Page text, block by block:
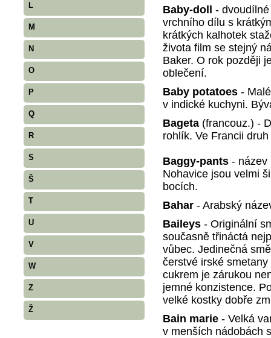
L
M
N
O
P
Q
R
S
Š
T
U
V
W
Z
Ž
Baby-doll -
vrchního dílu s
krátkých kalhotek
života film se stejný
Baker. O rok později
oblečení.
Baby potatoes -
v indické kuchyni.
Bageta (francouz.) -
rohlík. Ve Francii
Baggy-pants - název
Nohavice jsou velmi
bocích.
Bahar - Arabský
Baileys - Originální
současně třináctá
vůbec. Jedinečná
čerstvé irské
cukrem je zárukou
jemné konzistence.
velké kostky dobře
Bain marie - Velká
v menších nádobách